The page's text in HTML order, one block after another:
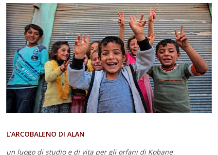
L’ARCOBALENO DI ALAN
un luogo di studio e di vita per gli orfani di Kobane